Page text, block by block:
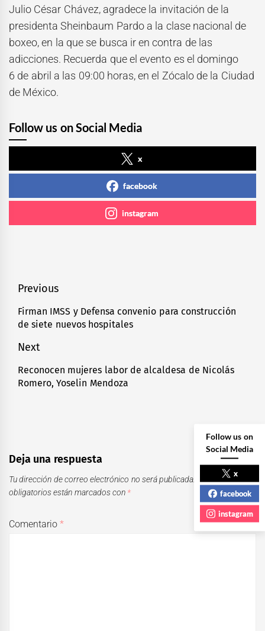
Julio César Chávez, agradece la invitación de la
presidenta Sheinbaum Pardo a la clase nacional de
boxeo, en la que se busca ir en contra de las
adicciones. Recuerda que el evento es el domingo
6 de abril a las 09:00 horas, en el Zócalo de la Ciudad
de México.
Follow us on Social Media
x
facebook
instagram
Navegación
de
entradas
Previous
Previous
post:
Firman IMSS y Defensa convenio para construcción
de siete nuevos hospitales
Next
Next
post:
Reconocen mujeres labor de alcaldesa de Nicolás
Romero, Yoselin Mendoza
Deja una respuesta
Tu dirección de correo electrónico no será publicada.
Los campos
obligatorios están marcados con *
Comentario*
Follow us on
Social Media
x
facebook
instagram